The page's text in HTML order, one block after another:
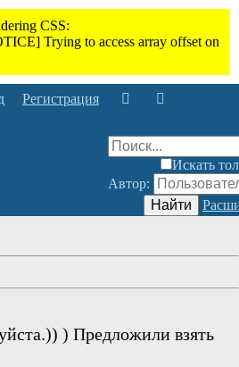
Регистрация
Искать
Автор:
Найти
) Предложили взять